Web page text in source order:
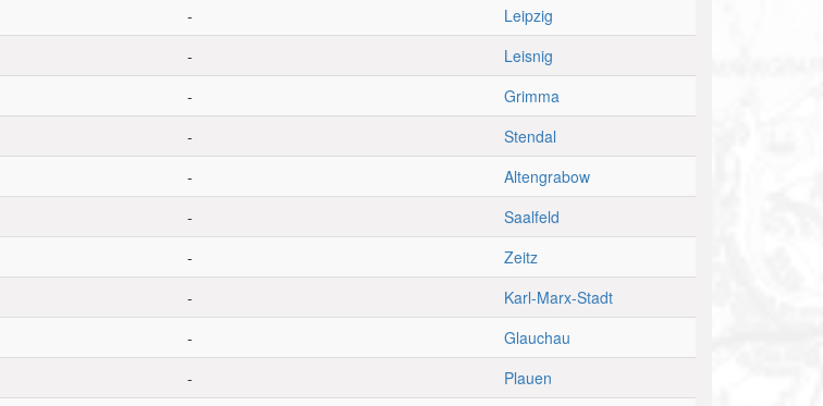
-
Leipzig
-
Leisnig
-
Grimma
-
Stendal
-
Altengrabow
-
Saalfeld
-
Zeitz
-
Karl-Marx-Stadt
-
Glauchau
-
Plauen